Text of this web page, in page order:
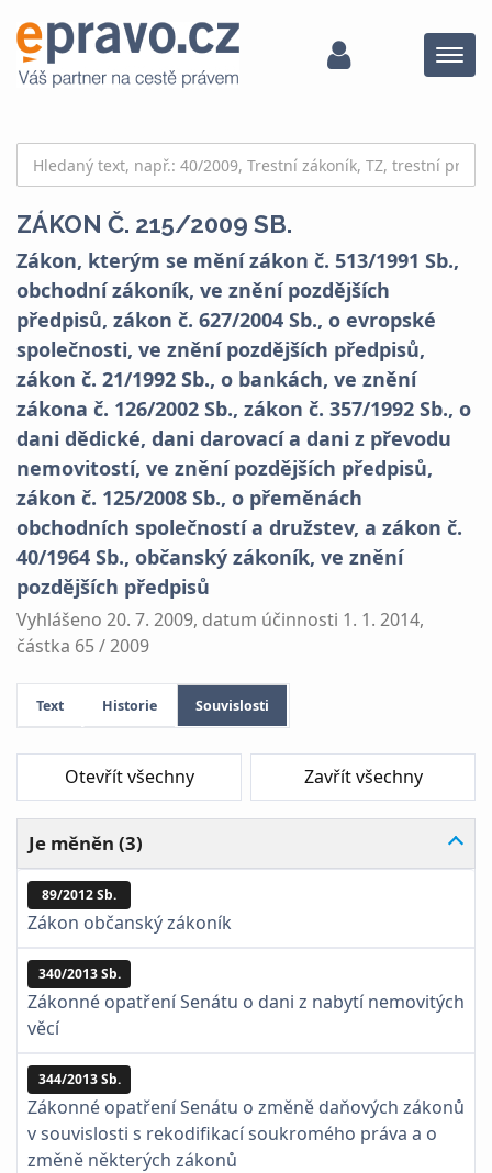
Menu
ZÁKON Č. 215/2009 SB.
Zákon, kterým se mění zákon č. 513/1991 Sb.,
obchodní zákoník, ve znění pozdějších
předpisů, zákon č. 627/2004 Sb., o evropské
společnosti, ve znění pozdějších předpisů,
zákon č. 21/1992 Sb., o bankách, ve znění
zákona č. 126/2002 Sb., zákon č. 357/1992 Sb., o
dani dědické, dani darovací a dani z převodu
nemovitostí, ve znění pozdějších předpisů,
zákon č. 125/2008 Sb., o přeměnách
obchodních společností a družstev, a zákon č.
40/1964 Sb., občanský zákoník, ve znění
pozdějších předpisů
Vyhlášeno 20. 7. 2009, datum účinnosti 1. 1. 2014,
částka 65 / 2009
Text Historie Souvislosti
Otevřít všechny Zavřít všechny
Je měněn (3)
89/2012 Sb.
Zákon občanský zákoník
340/2013 Sb.
Zákonné opatření Senátu o dani z nabytí nemovitých
věcí
344/2013 Sb.
Zákonné opatření Senátu o změně daňových zákonů
v souvislosti s rekodifikací soukromého práva a o
změně některých zákonů